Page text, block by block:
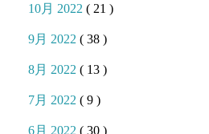
10月 2022( 21 )
9月 2022( 38 )
8月 2022( 13 )
7月 2022( 9 )
6月 2022( 30 )